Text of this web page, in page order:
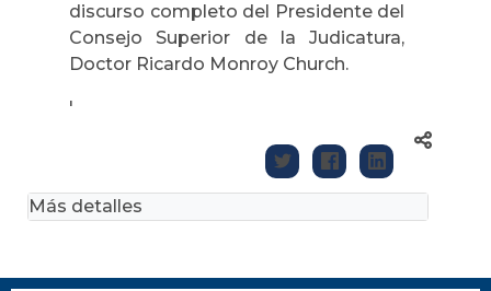
discurso completo del Presidente del
Consejo Superior de la Judicatura,
Doctor Ricardo Monroy Church.
'
Más detalles